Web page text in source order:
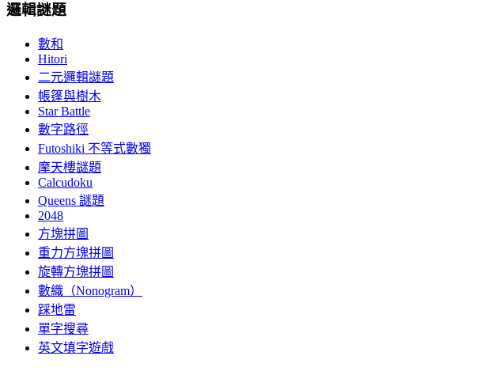
邏輯謎題
數和
Hitori
二元邏輯謎題
帳篷與樹木
Star Battle
數字路徑
Futoshiki 不等式數獨
摩天樓謎題
Calcudoku
Queens 謎題
2048
方塊拼圖
重力方塊拼圖
旋轉方塊拼圖
數織（Nonogram）
踩地雷
單字搜尋
英文填字遊戲